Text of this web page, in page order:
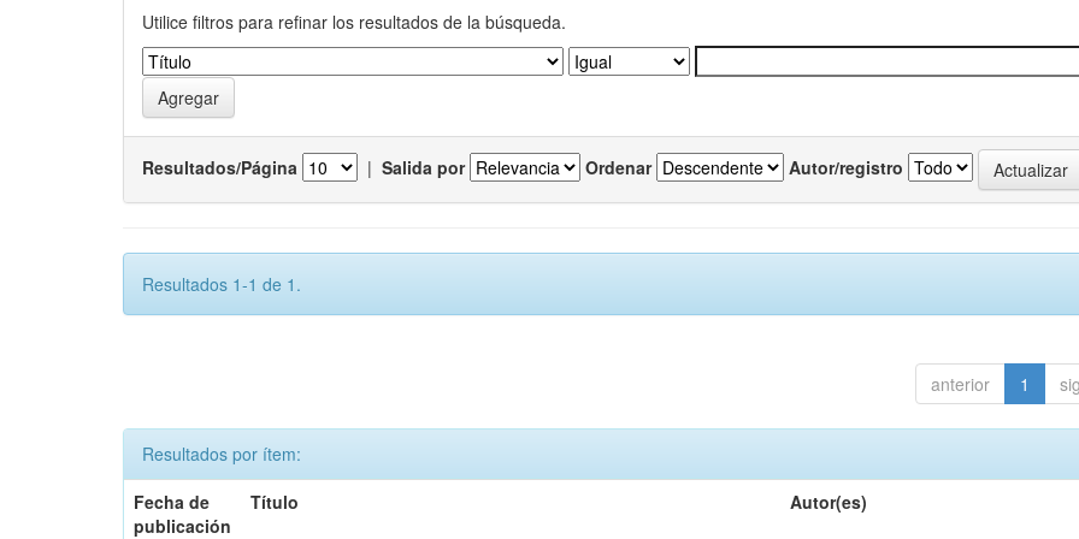
Utilice filtros para refinar los resultados de la búsqueda.
Resultados/Página | Salida por Ordenar Autor/registro
Resultados 1-1 de 1.
anterior 1
Resultados por ítem:
Fecha de
publicación
Título Autor(es)